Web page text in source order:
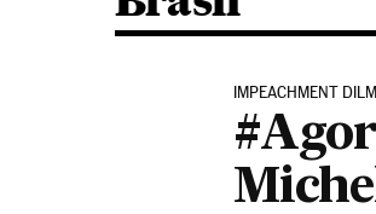
IMPEACHMENT